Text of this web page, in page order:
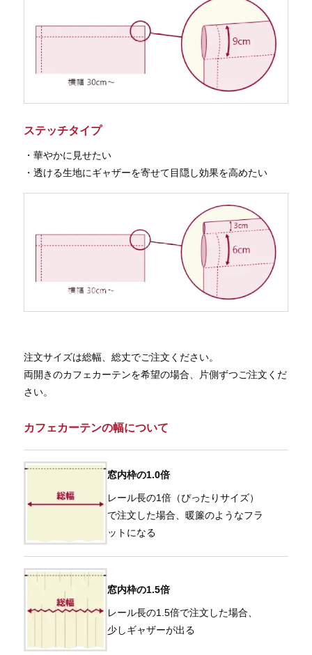
ステッチタイプ
・華やかに見せたい
・透ける生地にギャザーを寄せて目隠し効果を高めたい
注文サイズは総幅、総丈でご注文ください。
両開きのカフェカーテンを希望の場合、片側ずつご注文くだ
さい。
カフェカーテンの幅について
窓内枠の1.0倍
レール長の1倍（ぴったりサイズ）
で注文した場合、暖簾のようなフラ
ットになる
窓内枠の1.5倍
レール長の1.5倍で注文した場合、
少しギャザーが出る